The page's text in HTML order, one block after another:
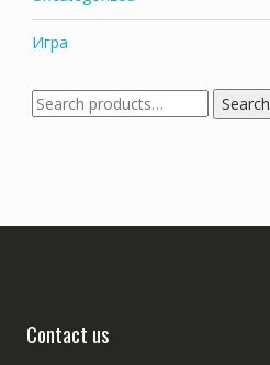
Игра
Search
for:
Search
Contact us